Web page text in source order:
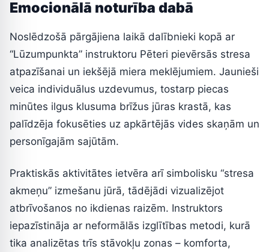
Emocionālā noturība dabā
Noslēdzošā pārgājiena laikā dalībnieki kopā ar
“Lūzumpunkta” instruktoru Pēteri pievērsās stresa
atpazīšanai un iekšējā miera meklējumiem. Jaunieši
veica individuālus uzdevumus, tostarp piecas
minūtes ilgus klusuma brīžus jūras krastā, kas
palīdzēja fokusēties uz apkārtējās vides skaņām un
personīgajām sajūtām.
Praktiskās aktivitātes ietvēra arī simbolisku “stresa
akmeņu” izmešanu jūrā, tādējādi vizualizējot
atbrīvošanos no ikdienas raizēm. Instruktors
iepazīstināja ar neformālās izglītības metodi, kurā
tika analizētas trīs stāvokļu zonas – komforta,